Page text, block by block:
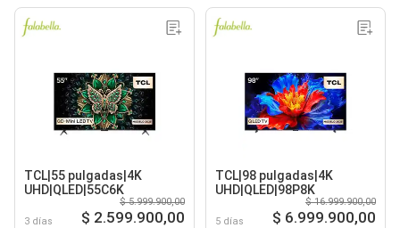
TCL|55 pulgadas|4K
UHD|QLED|55C6K
3 días
$ 5.999.900,00
$ 2.599.900,00
TCL|98 pulgadas|4K
UHD|QLED|98P8K
5 días
$ 16.999.900,00
$ 6.999.900,00